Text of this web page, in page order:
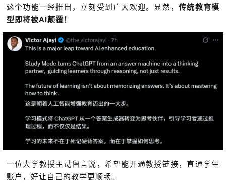
这个功能一经推出，立刻受到广大欢迎。显然，传统教育模
型即将被AI颠覆！
一位大学教授主动留言说，希望能开通教授链接，直通学生
账户，好让自己的教学更顺畅。